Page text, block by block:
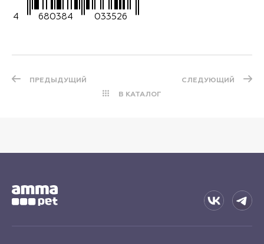
4 680384 033526
ПРЕДЫДУЩИЙ
В КАТАЛОГ
СЛЕДУЮЩИЙ